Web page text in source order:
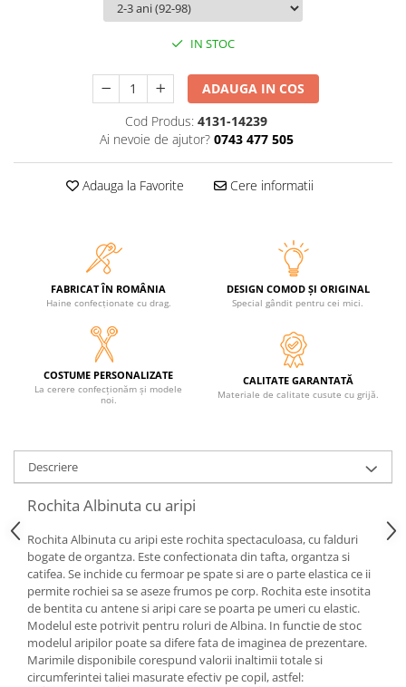
IN STOC
ADAUGA IN COS
Cod Produs: 4131-14239
Ai nevoie de ajutor? 0743 477 505
Adauga la Favorite Cere informatii
FABRICAT ÎN ROMÂNIA
Haine confecționate cu drag.
DESIGN COMOD ȘI ORIGINAL
Special gândit pentru cei mici.
COSTUME PERSONALIZATE
La cerere confecționăm și modele
noi.
CALITATE GARANTATĂ
Materiale de calitate cusute cu grijă.
Descriere
Rochita Albinuta cu aripi
Rochita Albinuta cu aripi este rochita spectaculoasa, cu falduri
bogate de organtza. Este confectionata din tafta, organtza si
catifea. Se inchide cu fermoar pe spate si are o parte elastica ce ii
permite rochiei sa se aseze frumos pe corp. Rochita este insotita
de bentita cu antene si aripi care se poarta pe umeri cu elastic.
Modelul este potrivit pentru roluri de Albina. In functie de stoc
modelul aripilor poate sa difere fata de imaginea de prezentare.
Marimile disponibile corespund valorii inaltimii totale si
circumferintei taliei masurate efectiv pe copil, astfel: